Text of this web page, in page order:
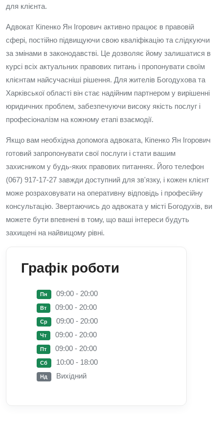
для клієнта.
Адвокат Кіпенко Ян Ігорович активно працює в правовій
сфері, постійно підвищуючи свою кваліфікацію та слідкуючи
за змінами в законодавстві. Це дозволяє йому залишатися в
курсі всіх актуальних правових питань і пропонувати своїм
клієнтам найсучасніші рішення. Для жителів Богодухова та
Харківської області він стає надійним партнером у вирішенні
юридичних проблем, забезпечуючи високу якість послуг і
професіоналізм на кожному етапі взаємодії.
Якщо вам необхідна допомога адвоката, Кіпенко Ян Ігорович
готовий запропонувати свої послуги і стати вашим
захисником у будь-яких правових питаннях. Його телефон
(067) 917-17-27 завжди доступний для зв'язку, і кожен клієнт
може розраховувати на оперативну відповідь і професійну
консультацію. Звертаючись до адвоката у місті Богодухів, ви
можете бути впевнені в тому, що ваші інтереси будуть
захищені на найвищому рівні.
Графік роботи
Пн 09:00 - 20:00
Вт 09:00 - 20:00
Ср 09:00 - 20:00
Чт 09:00 - 20:00
Пт 09:00 - 20:00
Сб 10:00 - 18:00
Нд Вихідний